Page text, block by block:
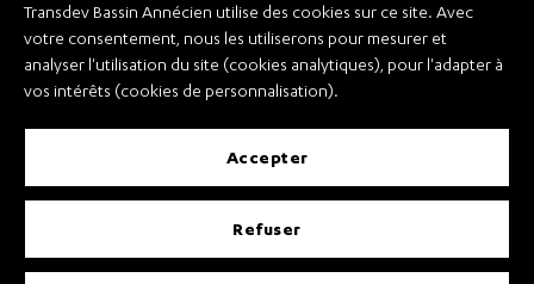
Transdev Bassin Annécien utilise des cookies sur ce site. Avec
votre consentement, nous les utiliserons pour mesurer et
analyser l'utilisation du site (cookies analytiques), pour l'adapter à
vos intérêts (cookies de personnalisation).
accepter
refuser
Transdev Bassin Annécien
Recrutement
Conditions Générales de Vente et Transport
Conditions Générales d’Utilisation
Règlement